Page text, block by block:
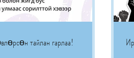
тайлан гарлаа!